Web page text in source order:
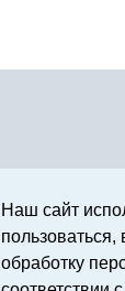
Наш сайт
обработку